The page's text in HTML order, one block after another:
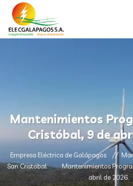
Mantenimientos
Cristóbal, 9 de
Empresa Eléctrica de Galápagos
San Cristobal
Mantenimientos
abril de 2026.